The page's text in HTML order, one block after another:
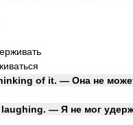
of it. — Она не
— Я не мог